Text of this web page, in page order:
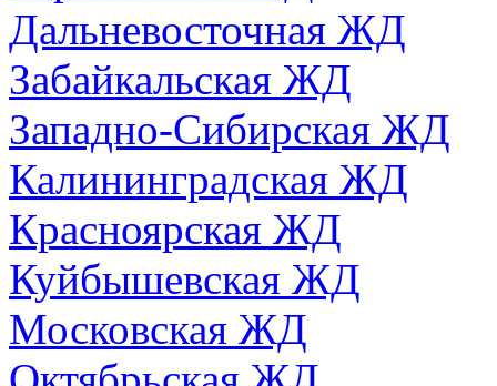
Дальневосточная ЖД
Забайкальская ЖД
Западно-Сибирская ЖД
Калининградская ЖД
Красноярская ЖД
Куйбышевская ЖД
Московская ЖД